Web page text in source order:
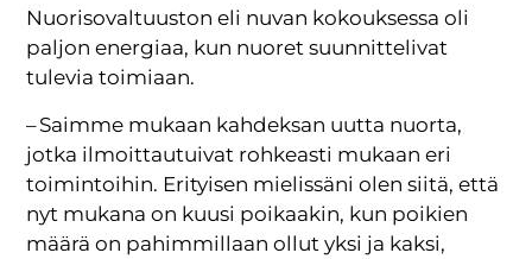
Nuorisovaltuuston eli nuvan kokouksessa oli
paljon energiaa, kun nuoret suunnittelivat
tulevia toimiaan.
– Saimme mukaan kahdeksan uutta nuorta,
jotka ilmoittautuivat rohkeasti mukaan eri
toimintoihin. Erityisen mielissäni olen siitä, että
nyt mukana on kuusi poikaakin, kun poikien
määrä on pahimmillaan ollut yksi ja kaksi,